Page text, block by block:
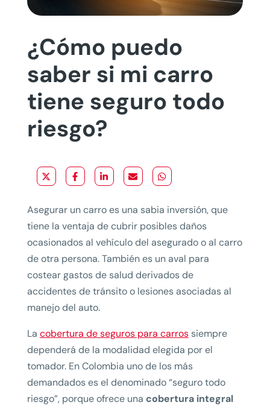
¿Cómo puedo
saber si mi carro
tiene seguro todo
riesgo?
Asegurar un carro es una sabia inversión, que
tiene la ventaja de cubrir posibles daños
ocasionados al vehículo del asegurado o al carro
de otra persona. También es un aval para
costear gastos de salud derivados de
accidentes de tránsito o lesiones asociadas al
manejo del auto.
La cobertura de seguros para carrossiempre
dependerá de la modalidad elegida por el
tomador. En Colombia uno de los más
demandados es el denominado “seguro todo
riesgo”, porque ofrece una cobertura integral